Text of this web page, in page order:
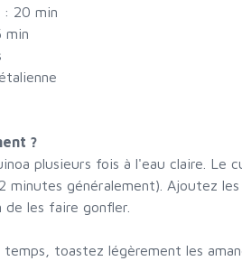
: 20 min
min
?
plusieurs fois à l'eau claire. Le
minutes généralement). Ajoutez les
les faire gonfler.
temps, toastez légèrement les